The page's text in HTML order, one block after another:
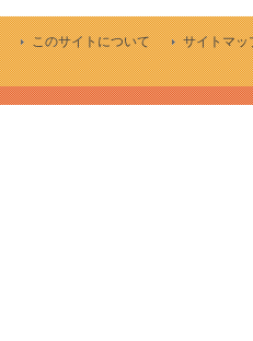
このサイトについて サイトマッ